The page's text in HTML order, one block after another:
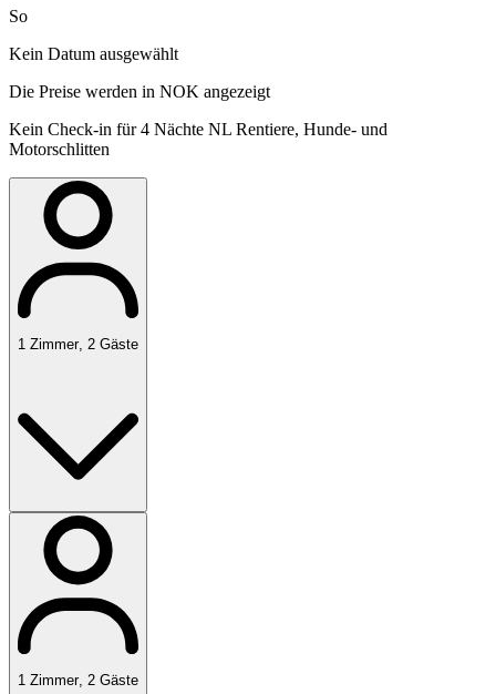
So
Kein Datum ausgewählt
Die Preise werden in NOK angezeigt
Kein Check-in für 4 Nächte NL Rentiere, Hunde- und
Motorschlitten
1 Zimmer, 2 Gäste
1 Zimmer, 2 Gäste